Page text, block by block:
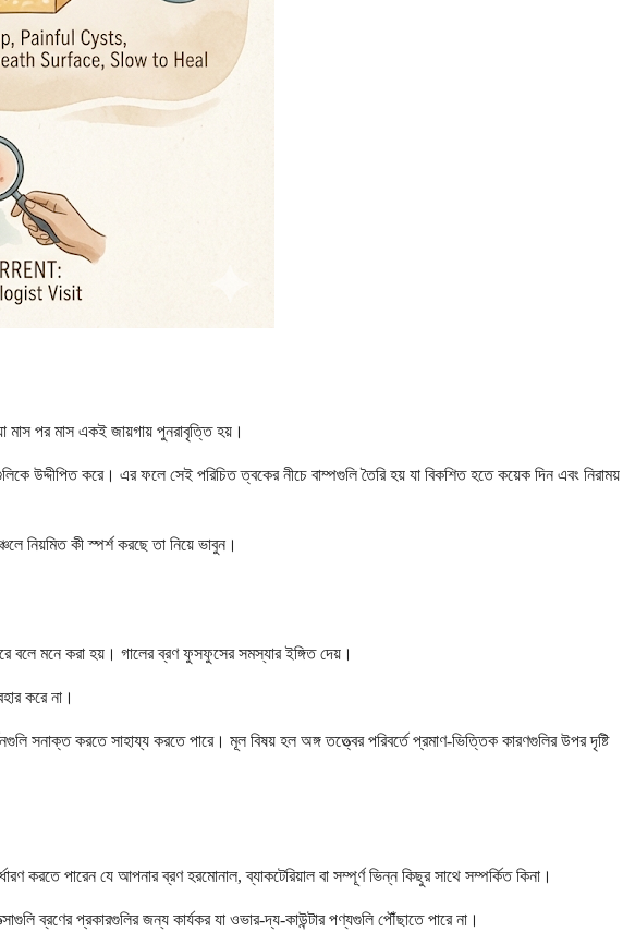
মাস পর মাস একই জায়গায় পুনরাবৃত্তি হয়।
উদ্দীপিত করে। এর ফলে সেই পরিচিত ত্বকের নীচে বাম্পগুলি তৈরি হয় যা বিকশিত হতে কয়েক দিন এবং নিরাময়
নিয়মিত কী স্পর্শ করছে তা নিয়ে ভাবুন।
বলে মনে করা হয়। গালের ব্রণ ফুসফুসের সমস্যার ইঙ্গিত দেয়।
করে না।
সনাক্ত করতে সাহায্য করতে পারে। মূল বিষয় হল অঙ্গ তত্ত্বের পরিবর্তে প্রমাণ-ভিত্তিক কারণগুলির উপর দৃষ্টি
করতে পারেন যে আপনার ব্রণ হরমোনাল, ব্যাকটেরিয়াল বা সম্পূর্ণ ভিন্ন কিছুর সাথে সম্পর্কিত কিনা।
ব্রণের প্রকারগুলির জন্য কার্যকর যা ওভার-দ্য-কাউন্টার পণ্যগুলি পৌঁছাতে পারে না।